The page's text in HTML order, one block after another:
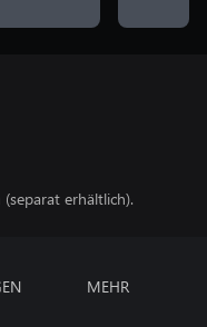
erhältlich).
MEHR